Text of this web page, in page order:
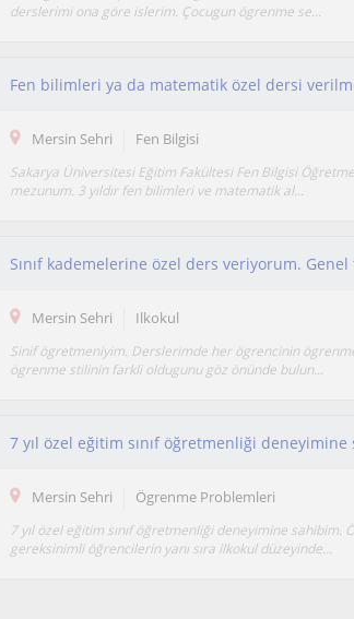
derslerimi ona göre islerim. Çocugun ögrenme se...
Fen bilimleri ya da matematik özel dersi
Mersin Sehri Fen Bilgisi
Sakarya Üniversitesi Eğitim Fakültesi Fen Bilgisi
mezunum. 3 yıldır fen bilimleri ve matematik al...
Mersin Sehri Ilkokul
Sinif ögretmeniyim. Derslerimde her ögrencinin
ögrenme stilinin farkli oldugunu göz önünde bulun...
Mersin Sehri Ögrenme Problemleri
7 yıl özel eğitim sınıf öğretmenliği deneyimine sahibim.
gereksinimli öğrencilerin yanı sıra ilkokul düzeyinde...